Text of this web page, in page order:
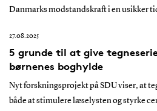
Danmarks modstandskraft i en usikker
27.08.2025
5 grunde til at give
børnenes boghylde
Nyt forskningsprojekt på SDU viser, at
både at stimulere læselysten og styrke